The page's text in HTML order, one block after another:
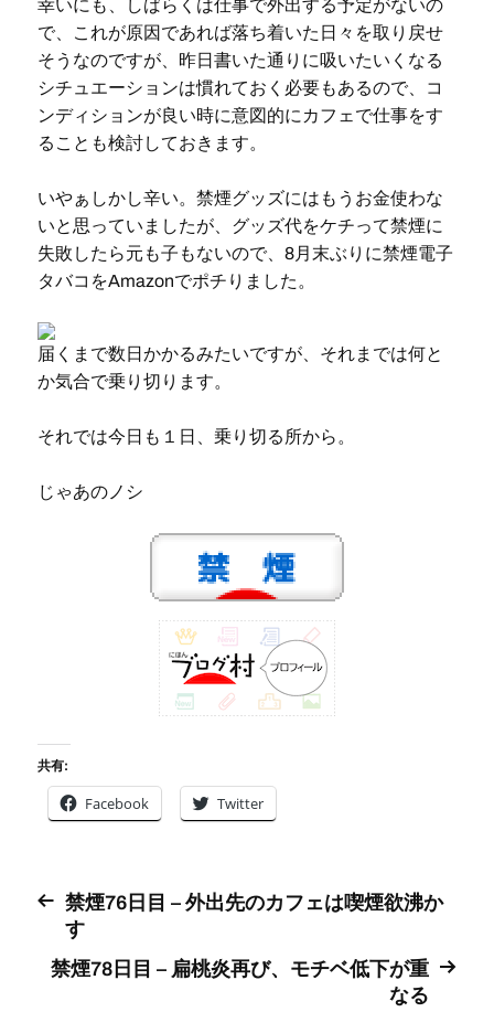
幸いにも、しばらくは仕事で外出する予定がないの
で、これが原因であれば落ち着いた日々を取り戻せ
そうなのですが、昨日書いた通りに吸いたいくなる
シチュエーションは慣れておく必要もあるので、コ
ンディションが良い時に意図的にカフェで仕事をす
ることも検討しておきます。
いやぁしかし辛い。禁煙グッズにはもうお金使わな
いと思っていましたが、グッズ代をケチって禁煙に
失敗したら元も子もないので、8月末ぶりに禁煙電子
タバコをAmazonでポチりました。
届くまで数日かかるみたいですが、それまでは何と
か気合で乗り切ります。
それでは今日も１日、乗り切る所から。
じゃあのノシ
共有:
Facebook Twitter
禁煙76日目 – 外出先のカフェは喫煙欲沸か
す
禁煙78日目 – 扁桃炎再び、モチベ低下が重
なる